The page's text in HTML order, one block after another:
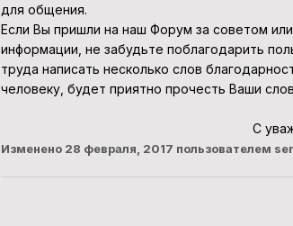
для общения.
Если Вы пришли на наш Форум за советом
информации, не забудьте поблагодарить
труда написать несколько слов
человеку, будет приятно прочесть Ваши
С
Изменено 28 февраля, 2017 пользователем